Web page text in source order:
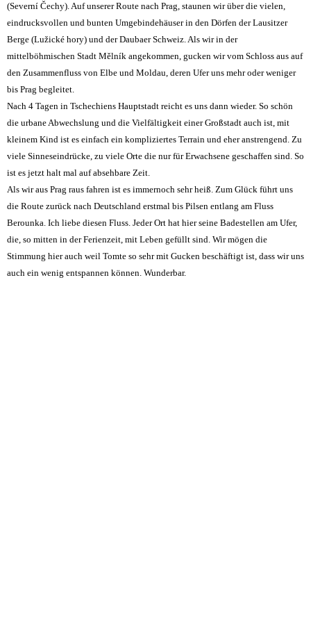
(Severní Čechy). Auf unserer Route nach Prag, staunen wir über die vielen,
eindrucksvollen und bunten Umgebindehäuser in den Dörfen der Lausitzer
Berge (Lužické hory) und der Daubaer Schweiz. Als wir in der
mittelböhmischen Stadt Mělník angekommen, gucken wir vom Schloss aus auf
den Zusammenfluss von Elbe und Moldau, deren Ufer uns mehr oder weniger
bis Prag begleitet.
Nach 4 Tagen in Tschechiens Hauptstadt reicht es uns dann wieder. So schön
die urbane Abwechslung und die Vielfältigkeit einer Großstadt auch ist, mit
kleinem Kind ist es einfach ein kompliziertes Terrain und eher anstrengend. Zu
viele Sinneseindrücke, zu viele Orte die nur für Erwachsene geschaffen sind. So
ist es jetzt halt mal auf absehbare Zeit.
Als wir aus Prag raus fahren ist es immernoch sehr heiß. Zum Glück führt uns
die Route zurück nach Deutschland erstmal bis Pilsen entlang am Fluss
Berounka. Ich liebe diesen Fluss. Jeder Ort hat hier seine Badestellen am Ufer,
die, so mitten in der Ferienzeit, mit Leben gefüllt sind. Wir mögen die
Stimmung hier auch weil Tomte so sehr mit Gucken beschäftigt ist, dass wir uns
auch ein wenig entspannen können. Wunderbar.